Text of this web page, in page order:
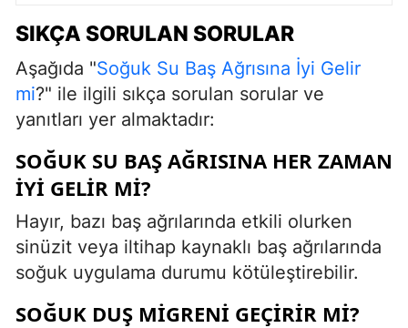
SIKÇA SORULAN SORULAR
Aşağıda "Soğuk Su Baş Ağrısına İyi Gelir
mi?" ile ilgili sıkça sorulan sorular ve
yanıtları yer almaktadır:
SOĞUK SU BAŞ AĞRISINA HER ZAMAN
IYI GELIR MI?
Hayır, bazı baş ağrılarında etkili olurken
sinüzit veya iltihap kaynaklı baş ağrılarında
soğuk uygulama durumu kötüleştirebilir.
SOĞUK DUŞ MIGRENI GEÇIRIR MI?